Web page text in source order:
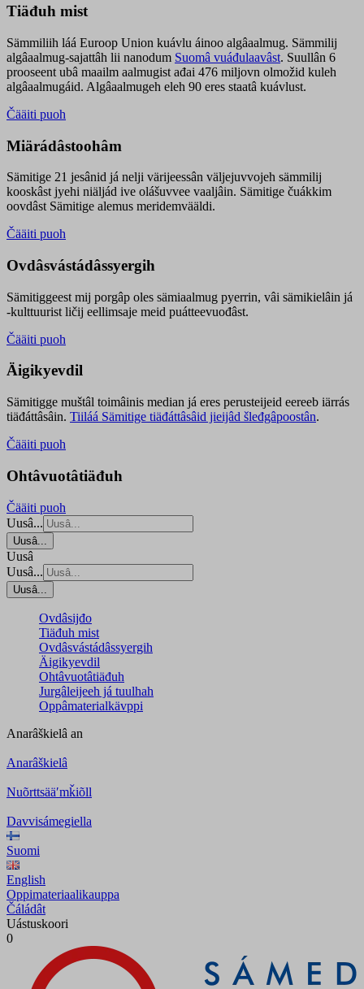
Tiäđuh mist
Sämmiliih láá Euroop Union kuávlu áinoo algâaalmug. Sämmilij
algâaalmug-sajattâh lii nanodum Suomâ vuáđulaavâst. Suullân 6
prooseent ubâ maailm aalmugist ađai 476 miljovn olmožid kuleh
algâaalmugáid. Algâaalmugeh eleh 90 eres staatâ kuávlust.
Čääiti puoh
Miärádâstoohâm
Sämitige 21 jesânid já nelji värijeessân väljejuvvojeh sämmilij
kooskâst jyehi niäljád ive olášuvvee vaaljâin. Sämitige čuákkim
oovdâst Sämitige alemus meridemvääldi.
Čääiti puoh
Ovdâsvástádâssyergih
Sämitiggeest mij porgâp oles sämiaalmug pyerrin, vâi sämikielâin já
-kulttuurist ličij eellimsaje meid puátteevuođâst.
Čääiti puoh
Äigikyevdil
Sämitigge muštâl toimâinis median já eres perusteijeid eereeb iärrás
tiäđáttâsâin. Tiiláá Sämitige tiäđáttâsâid jieijâd šleđgâpoostân.
Čääiti puoh
Ohtâvuotâtiäđuh
Čääiti puoh
Uusâ...
Uusâ...
Uusâ
Uusâ...
Uusâ...
Ovdâsijđo
Tiäđuh mist
Ovdâsvástádâssyergih
Äigikyevdil
Ohtâvuotâtiäđuh
Jurgâleijeeh já tuulhah
Oppâmaterialkävppi
Anarâškielâ an
Anarâškielâ
Nuõrttsääʹmǩiõll
Davvisámegiella
Suomi
English
Oppimateriaalikauppa
Čáládât
Uástuskoori
0